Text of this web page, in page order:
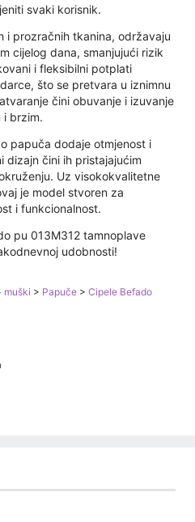
svaki korisnik.
i prozračnih tkanina, održavaju
cijelog dana, smanjujući rizik
i fleksibilni potplati
što se pretvara u iznimnu
čini obuvanje i izuvanje
i brzim.
papuča dodaje otmjenost i
dizajn čini ih pristajajućim
Uz visokokvalitetne
je model stvoren za
i funkcionalnost.
pu 013M312 tamnoplave
udobnosti!
muški > Papuče > Cipele Befado